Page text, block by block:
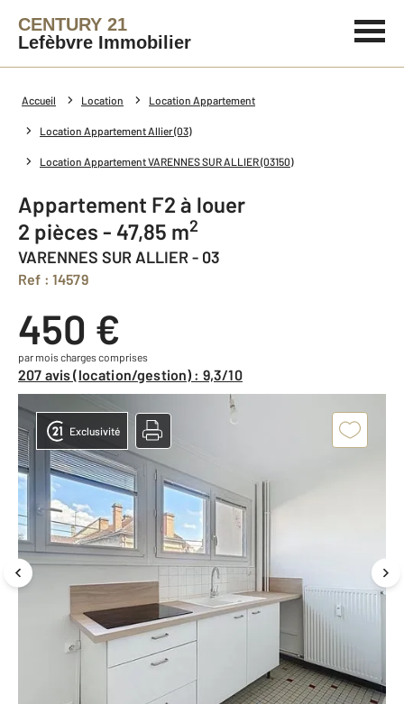
CENTURY 21
Lefèbvre Immobilier
Accueil Location Location Appartement
Location Appartement Allier (03)
Location Appartement VARENNES SUR ALLIER (03150)
Appartement F2 à louer
2 pièces - 47,85 m2
VARENNES SUR ALLIER - 03
Ref : 14579
450 €
par mois charges comprises
207 avis (location/gestion) : 9,3/10
Exclusivité